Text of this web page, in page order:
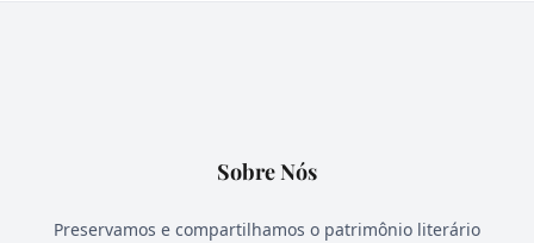
Sobre Nós
Preservamos e compartilhamos o patrimônio literário